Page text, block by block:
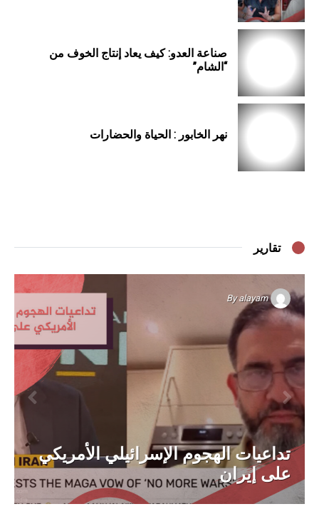
صناعة العدو: كيف يعاد إنتاج الخوف من
“الشام”
نهر الخابور : الحياة والحضارات
تقارير
Byalayam
تداعيات الهجوم الإسرائيلي الأمريكي
على إيران